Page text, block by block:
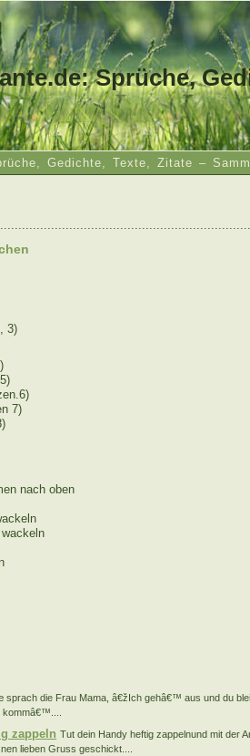
Sprüche,
Gedichte, Texte, Zitate –
3)
7)
nach oben
sprach die Frau Mama, â€žIch gehâ€™ aus und du
zappeln Tut dein Handy heftig zappelnund mit der
lieben Gruss geschickt....